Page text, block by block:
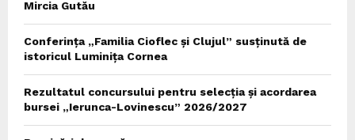
Mircia Gutău
Conferința „Familia Cioflec și Clujul” susținută de
istoricul Luminița Cornea
Rezultatul concursului pentru selecția și acordarea
bursei „Ierunca-Lovinescu” 2026/2027